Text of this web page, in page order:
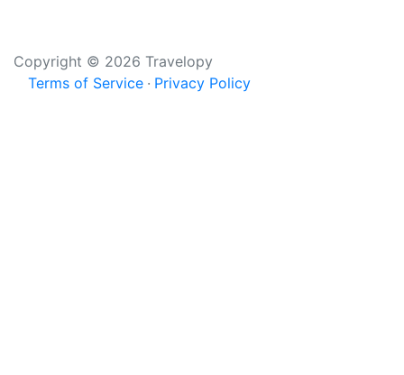
Copyright © 2026 Travelopy
Terms of Service
Privacy Policy